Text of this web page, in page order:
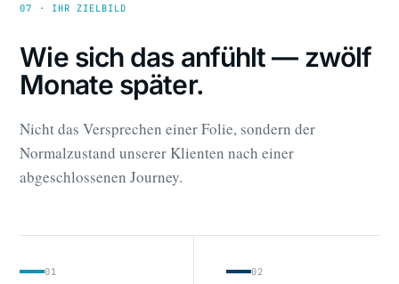
07 · IHR ZIELBILD
Wie sich das anfühlt — zwölf
Monate später.
Nicht das Versprechen einer Folie, sondern der
Normalzustand unserer Klienten nach einer
abgeschlossenen Journey.
01 02